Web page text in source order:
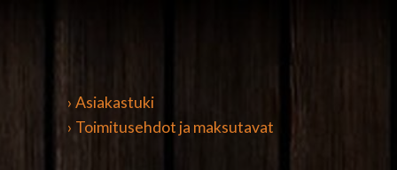
› Asiakastuki
› Toimitusehdot ja maksutavat